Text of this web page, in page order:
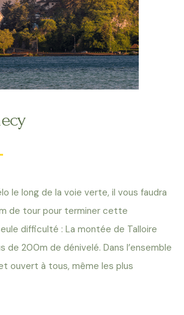
le long de la voie verte, il vous faudra
de tour pour terminer cette
difficulté : La montée de Talloire
de 200m de dénivelé. Dans l’ensemble
ouvert à tous, même les plus